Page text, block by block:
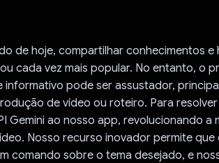
de hoje, compartilhar conhecimentos e
cada vez mais popular. No entanto, o
pode ser assustador,
de vídeo ou roteiro. Para
Gemini ao nosso app, revolucionando a
Nosso recurso inovador permite que
comando sobre o tema desejado, e